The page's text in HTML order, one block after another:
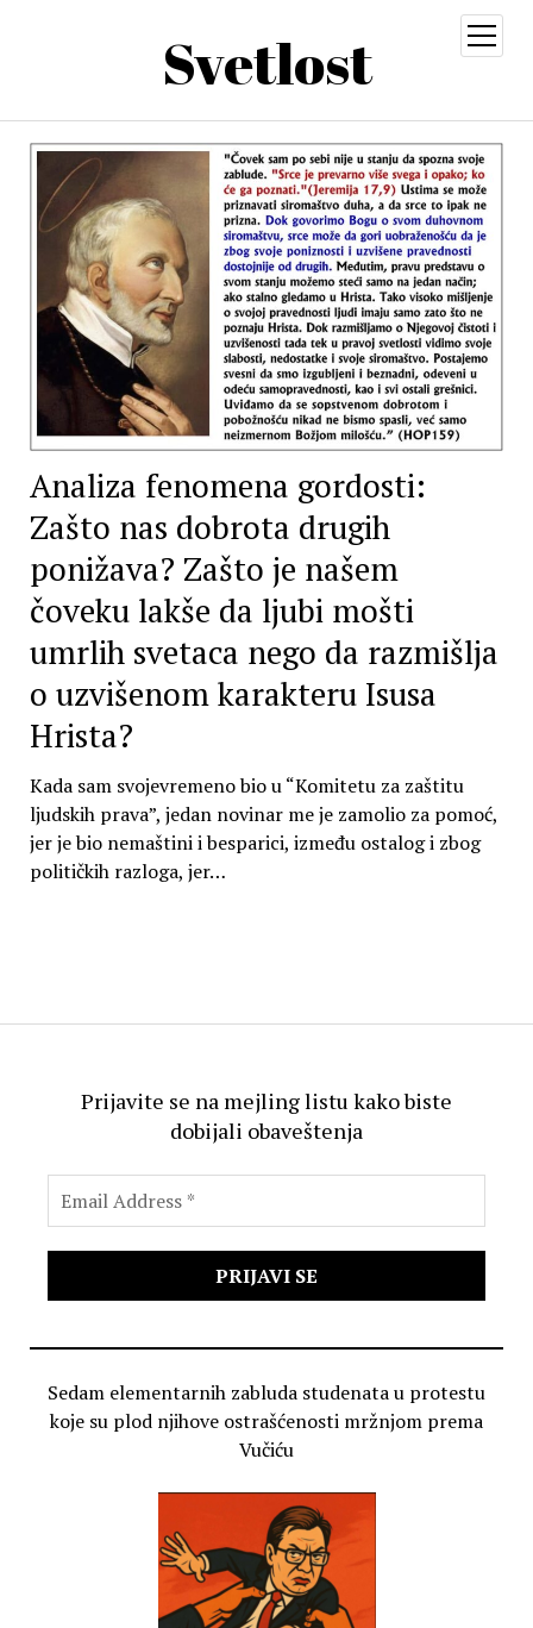
Svetlost
open
menu
Prijavite se na mejling listu kako biste
dobijali obaveštenja
Sedam elementarnih zabluda studenata u protestu
koje su plod njihove ostrašćenosti mržnjom prema
Vučiću
Analiza fenomena gordosti:
Zašto nas dobrota drugih
ponižava? Zašto je našem
čoveku lakše da ljubi mošti
umrlih svetaca nego da razmišlja
o uzvišenom karakteru Isusa
Hrista?
Kada sam svojevremeno bio u “Komitetu za zaštitu
ljudskih prava”, jedan novinar me je zamolio za pomoć,
jer je bio nemaštini i besparici, između ostalog i zbog
političkih razloga, jer…